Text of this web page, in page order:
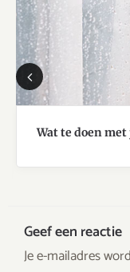
Previous
Wat te doen
Geef een reactie
Je e-mailadres